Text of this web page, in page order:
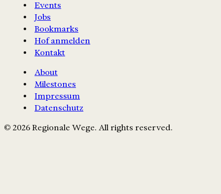
Events
Jobs
Bookmarks
Hof anmelden
Kontakt
About
Milestones
Impressum
Datenschutz
© 2026 Regionale Wege. All rights reserved.